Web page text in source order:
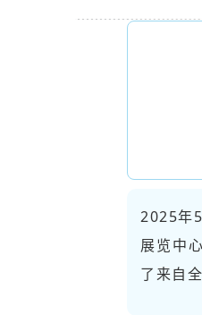
2025年
展览中
了来自